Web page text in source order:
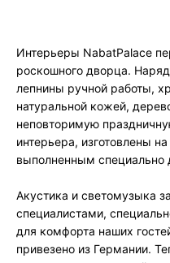
Интерьеры NabatPalace
роскошного дворца.
лепнины ручной работы,
натуральной кожей,
неповторимую
интерьера, изготовлены
выполненным специально
Акустика и светомузыка
специалистами,
для комфорта наших
привезено из Германии.